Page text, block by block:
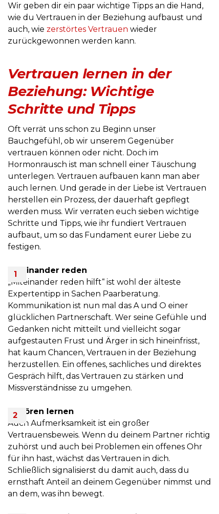
Wir geben dir ein paar wichtige Tipps an die Hand,
wie du Vertrauen in der Beziehung aufbaust und
auch, wie zerstörtes Vertrauen wieder
zurückgewonnen werden kann.
Vertrauen lernen in der
Beziehung: Wichtige
Schritte und Tipps
Oft verrät uns schon zu Beginn unser
Bauchgefühl, ob wir unserem Gegenüber
vertrauen können oder nicht. Doch im
Hormonrausch ist man schnell einer Täuschung
unterlegen. Vertrauen aufbauen kann man aber
auch lernen. Und gerade in der Liebe ist Vertrauen
herstellen ein Prozess, der dauerhaft gepflegt
werden muss. Wir verraten euch sieben wichtige
Schritte und Tipps, wie ihr fundiert Vertrauen
aufbaut, um so das Fundament eurer Liebe zu
festigen.
Miteinander reden
„Miteinander reden hilft“ ist wohl der älteste
Expertentipp in Sachen Paarberatung.
Kommunikation ist nun mal das A und O einer
glücklichen Partnerschaft. Wer seine Gefühle und
Gedanken nicht mitteilt und vielleicht sogar
aufgestauten Frust und Ärger in sich hineinfrisst,
hat kaum Chancen, Vertrauen in der Beziehung
herzustellen. Ein offenes, sachliches und direktes
Gespräch hilft, das Vertrauen zu stärken und
Missverständnisse zu umgehen.
Zuhören lernen
Auch Aufmerksamkeit ist ein großer
Vertrauensbeweis. Wenn du deinem Partner richtig
zuhörst und auch bei Problemen ein offenes Ohr
für ihn hast, wächst das Vertrauen in dich.
Schließlich signalisierst du damit auch, dass du
ernsthaft Anteil an deinem Gegenüber nimmst und
an dem, was ihn bewegt.